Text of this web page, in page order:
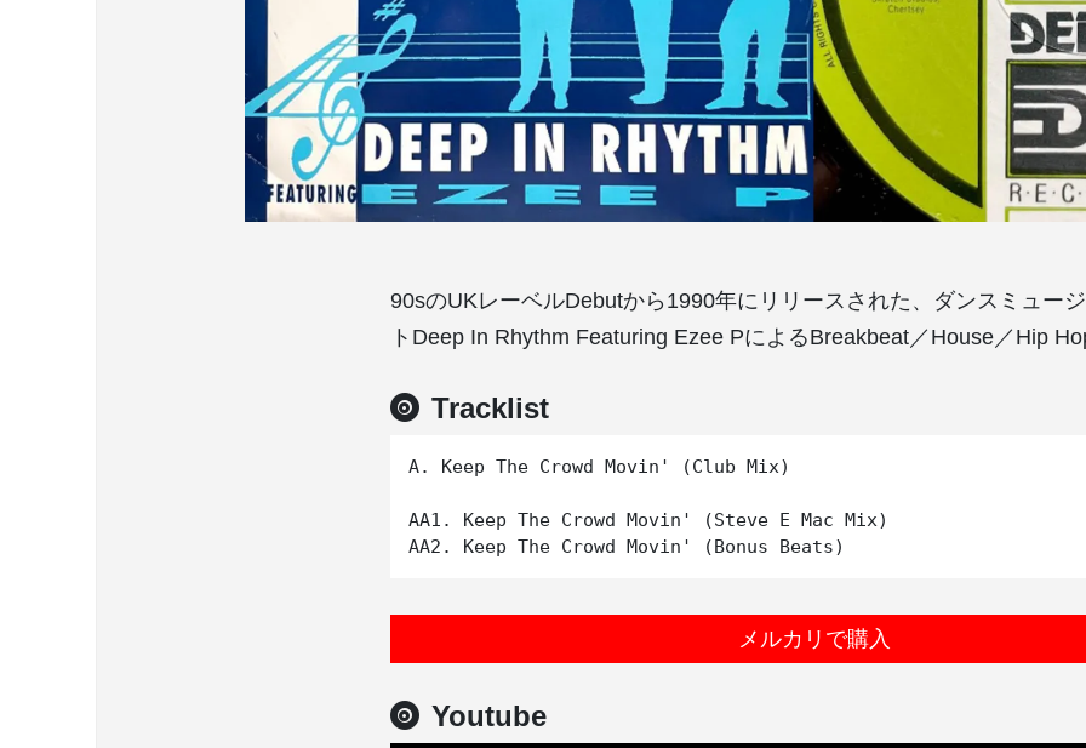
90sのUKレーベルDebutから1990年にリリースされた、ダンスミュー
トDeep In Rhythm Featuring Ezee PによるBreakbeat／House／Hip
Tracklist
A. Keep The Crowd Movin' (Club Mix)
AA1. Keep The Crowd Movin' (Steve E Mac Mix)
メルカリで購入
Youtube